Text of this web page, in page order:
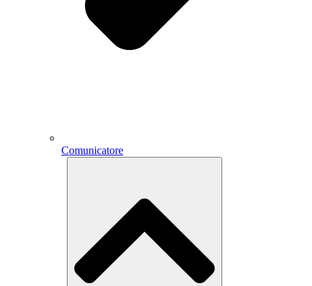
Comunicatore